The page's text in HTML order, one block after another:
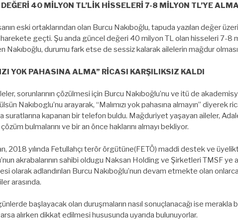
40 MİLYON TL’LİK HİSSELERİ 7-8 MİLYON TL’YE
eski ortaklarından olan Burcu Nakıboğlu, tapuda yazılan değer
geçti. Şu anda güncel değeri 40 milyon TL olan hisseleri 7-8
Nakıboğlu, durumu fark etse de sessiz kalarak ailelerin mağdur
YOK PAHASINA ALMA” RİCASI KARŞILIKSIZ KALDI
sorunlarının çözülmesi için Burcu Nakıboğlu’nu ve itü de
Nakıboglu’nu arayarak, “Malımızı yok pahasına almayın” diyerek
suratlarına kapanan bir telefon buldu. Mağduriyet yaşayan aileler,
bulmalarını ve bir an önce haklarını almayı bekliyor.
2018 yılında Fetullahçı terör örgütüne(FETÖ) maddi destek ve
akrabalarının sahibi oldugu Naksan Holding ve Şirketleri TMSF ye
olarak adlandırılan Burcu Nakıboğlu’nun devam etmekte olan
arasında.
başlayacak olan duruşmaların nasıl sonuçlanacağı ise merakla
alırken dikkat edilmesi hususunda uyarıda bulunuyorlar.